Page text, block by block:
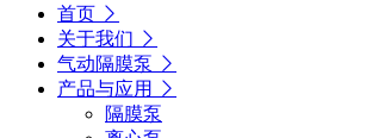
首页
关于我们
气动隔膜泵
产品与应用
隔膜泵